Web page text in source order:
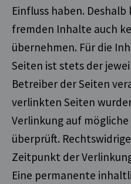
Einfluss haben.
fremden Inhalte auch
übernehmen. Für die
Seiten ist stets der
Betreiber der Seiten
verlinkten Seiten
Verlinkung auf
überprüft.
Zeitpunkt der
Eine permanente